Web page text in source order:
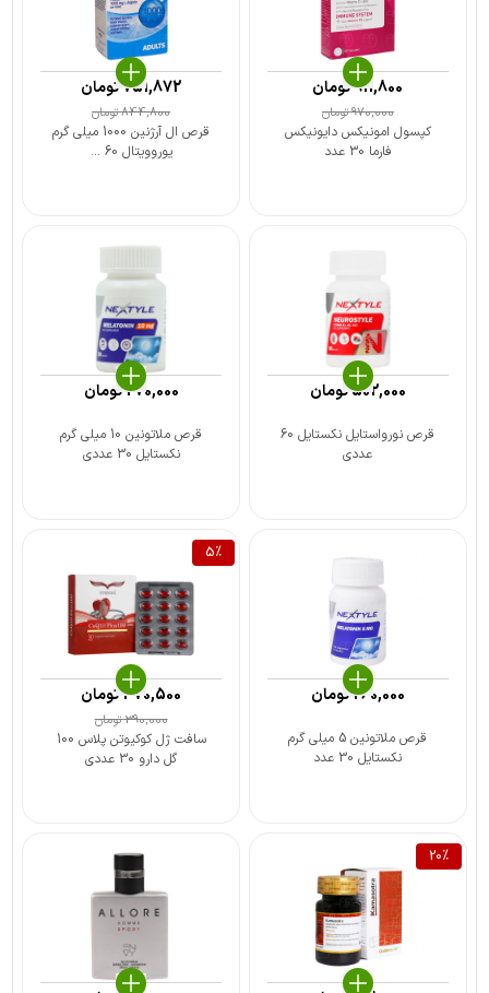
کپسول امونیکس دایونیکس
فارما 30 عدد
970,000تومان
911,800تومان
قرص ال آرژنین 1000 میلی گرم
یوروویتال 60 ...
844,800تومان
751,872تومان
قرص نورواستایل نکستایل 60
عددی
502,000تومان
قرص ملاتونین 10 میلی گرم
نکستایل 30 عددی
270,000تومان
قرص ملاتونین 5 میلی گرم
نکستایل 30 عدد
260,000تومان
5%
سافت ژل کوکیوتن پلاس 100
گل دارو 30 عددی
390,000تومان
370,500تومان
20%